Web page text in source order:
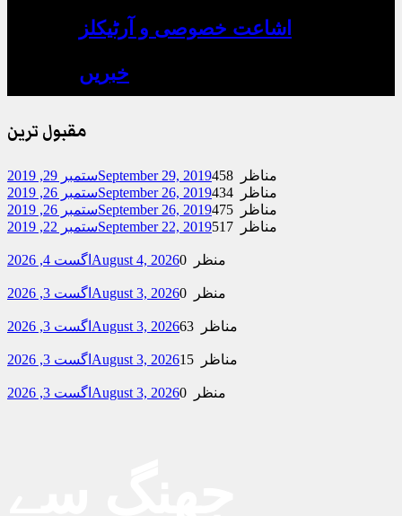
اشاعت خصوصی و آرٹیکلز
خبریں
مقبول ترین
ستمبر 29, 2019September 29, 2019
458 مناظر
ستمبر 26, 2019September 26, 2019
434 مناظر
ستمبر 26, 2019September 26, 2019
475 مناظر
ستمبر 22, 2019September 22, 2019 517 مناظر
اگست 4, 2026 August 4, 2026 0 منظر
اگست 3, 2026 August 3, 2026 0 منظر
اگست 3, 2026 August 3, 2026 63 مناظر
اگست 3, 2026 August 3, 2026 15 مناظر
اگست 3, 2026 August 3, 2026 0 منظر